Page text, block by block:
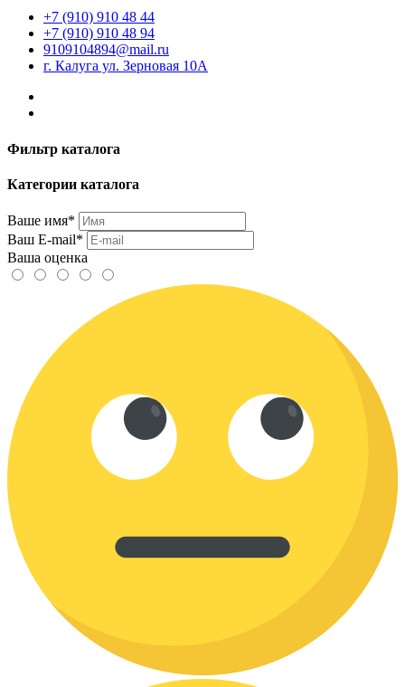
+7 (910) 910 48 44
+7 (910) 910 48 94
9109104894@mail.ru
г. Калуга ул. Зерновая 10А
Фильтр каталога
Категории каталога
Ваше имя*
Ваш E-mail*
Ваша оценка